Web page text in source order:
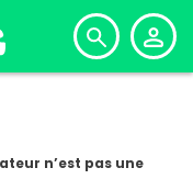
n’est pas une